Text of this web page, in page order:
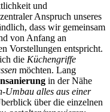
und
Anspruch unseres
dass wir gemeinsam
von Anfang an
Vorstellungen entspricht.
die Küchengriffe
möchten. Lang
in der Nähe
Umbau alles aus einer
über die einzelnen